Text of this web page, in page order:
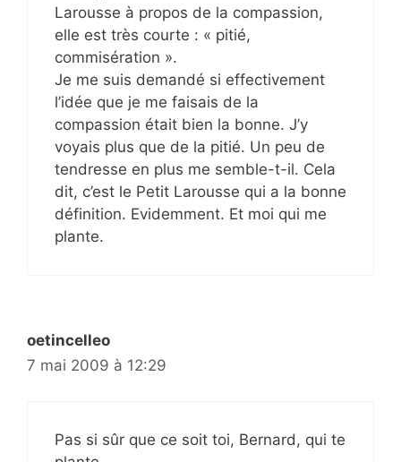
Larousse à propos de la compassion,
elle est très courte : « pitié,
commisération ».
Je me suis demandé si effectivement
l’idée que je me faisais de la
compassion était bien la bonne. J’y
voyais plus que de la pitié. Un peu de
tendresse en plus me semble-t-il. Cela
dit, c’est le Petit Larousse qui a la bonne
définition. Evidemment. Et moi qui me
plante.
oetincelleo
7 mai 2009 à 12:29
Pas si sûr que ce soit toi, Bernard, qui te